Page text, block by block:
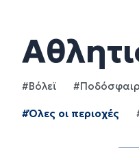
#Βόλεϊ
#Όλες οι περιοχές